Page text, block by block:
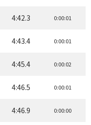
4:42.3 0:00:01
4:43.4 0:00:01
4:45.4 0:00:02
4:46.5 0:00:01
4:46.9 0:00:00